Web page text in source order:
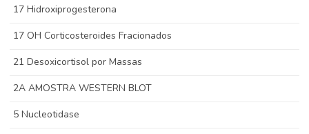
17 Hidroxiprogesterona
17 OH Corticosteroides Fracionados
21 Desoxicortisol por Massas
2A AMOSTRA WESTERN BLOT
5 Nucleotidase